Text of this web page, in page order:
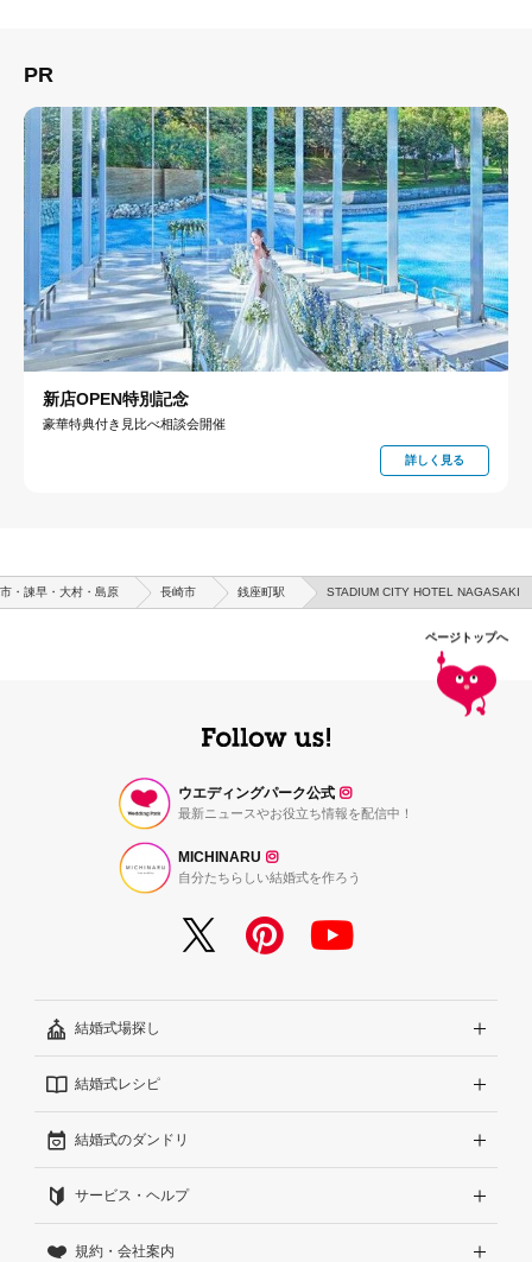
PR
新店OPEN特別記念
豪華特典付き見比べ相談会開催
詳しく見る
・諫早・大村・島原 長崎市 銭座町駅 STADIUM CITY HOTEL NAGASAKI
ページトップへ
ウエディングパーク公式
最新ニュースやお役立ち情報を配信中！
MICHINARU
自分たちらしい結婚式を作ろう
結婚式場探し
エリアから探す
こだわりから探す
雰囲気から探す
見積りから探す
結婚式レシピ
結婚式準備レポート『ハナレポ』
結婚式当日の動画『ムビレポ』
結婚式のダンドリ
結婚準備ガイド
Wedding Park Magazine
サービス・ヘルプ
サイトコンセプト
規約・会社案内